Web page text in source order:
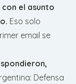
con el asunto
Eso solo
email se
Defensa